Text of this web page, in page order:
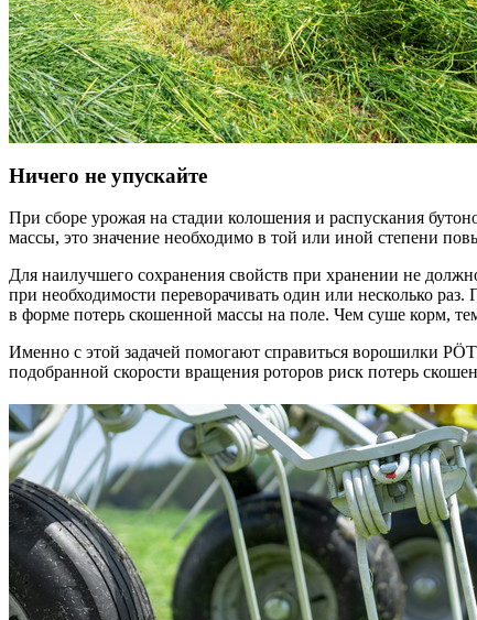
Ничего не упускайте
При сборе урожая на стадии колошения и распускания
массы, это значение необходимо в той или иной степени
Для наилучшего сохранения свойств при хранении не
при необходимости переворачивать один или несколько
в форме потерь скошенной массы на поле. Чем суше корм,
Именно с этой задачей помогают справиться ворошилки
подобранной скорости вращения роторов риск потерь